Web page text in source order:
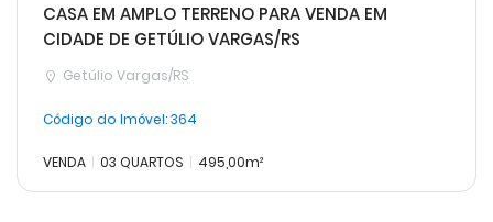
CASA EM AMPLO TERRENO PARA VENDA EM
CIDADE DE GETÚLIO VARGAS/RS
Getúlio Vargas/RS
Código do Imóvel:364
VENDA 03 QUARTOS 495,00m²